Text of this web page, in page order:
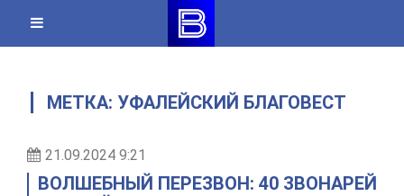
content
МЕТКА: УФАЛЕЙСКИЙ БЛАГОВЕСТ
21.09.2024 9:21
ВОЛШЕБНЫЙ ПЕРЕЗВОН: 40 ЗВОНАРЕЙ